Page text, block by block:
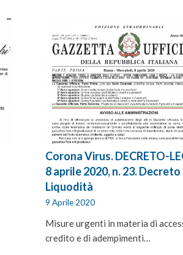
Corona Virus. DECRETO-
8 aprile 2020, n. 23. Decreto
Liquodità
9 Aprile 2020
Misure urgenti in materia di
credito e di adempimenti…